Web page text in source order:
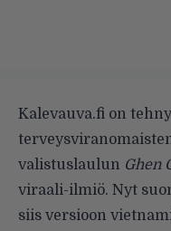
Kalevauva.fi on
valistuslaulun Ghen
viraali-ilmiö. Nyt
siis versioon